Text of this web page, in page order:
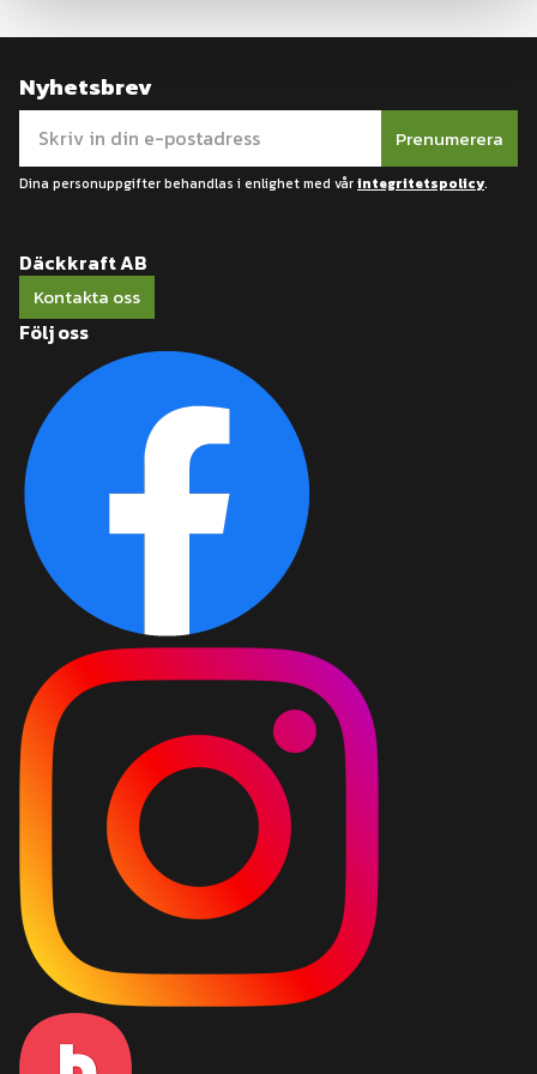
Nyhetsbrev
Prenumerera
Dina personuppgifter behandlas i enlighet med vårintegritetspolicy.
Däckkraft AB
Kontakta oss
Följ oss